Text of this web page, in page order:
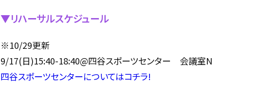
▼リハーサルスケジュール
※10/29更新
9/17(日)15:40-18:40@四谷スポーツセンター 会議室N
四谷スポーツセンターについてはコチラ!